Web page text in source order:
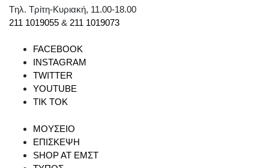
Tηλ. Τρίτη-Κυριακή, 11.00-18.00
211 1019055 & 211 1019073
FACEBOOK
INSTAGRAM
TWITTER
YOUTUBE
TIK TOK
ΜΟΥΣΕΙΟ
ΕΠΙΣΚΕΨΗ
SHOP AT ΕΜΣΤ